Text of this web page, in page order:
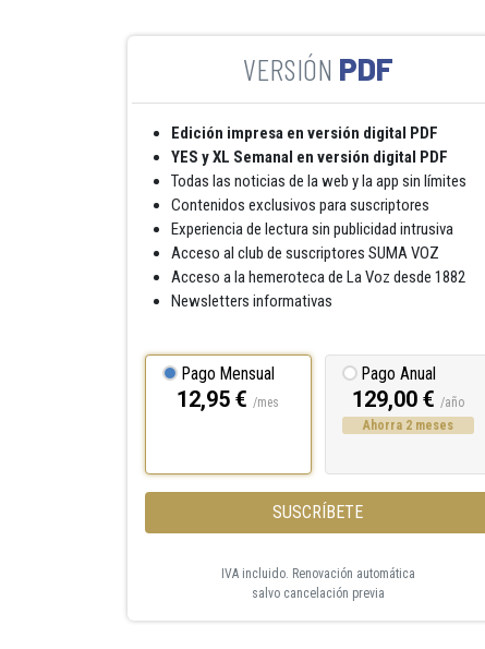
PDF
Edición impresa en versión digital PDF
YES y XL Semanal en versión digital PDF
Todas las noticias de la web y la app sin límites
Contenidos exclusivos para suscriptores
Experiencia de lectura sin publicidad intrusiva
Acceso al club de suscriptores SUMA VOZ
Acceso a la hemeroteca de La Voz desde 1882
Newsletters informativas
Pago Mensual
12,95 €/mes
Pago Anual
129,00 €/año
Ahorra 2 meses
SUSCRÍBETE
IVA incluido. Renovación automática
salvo cancelación previa